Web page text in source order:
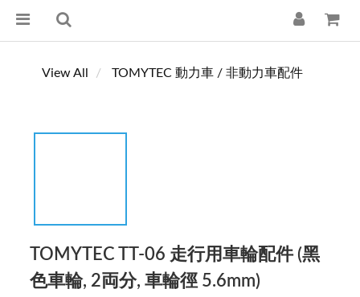
View All TOMYTEC 動力車 / 非動力車配件
TOMYTEC TT-06 走行用車輪配件 (黑
色車輪, 2両分, 車輪徑 5.6mm)